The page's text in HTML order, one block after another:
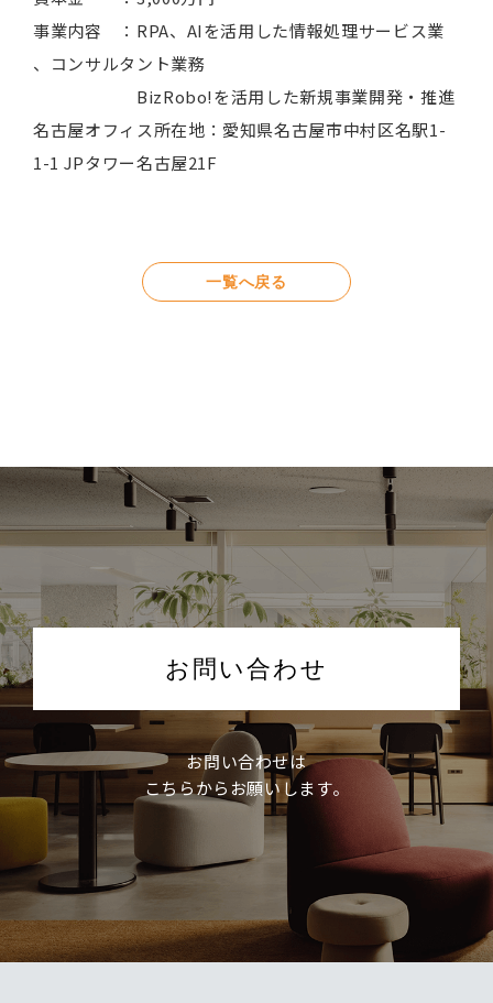
事業内容 ：RPA、AIを活用した情報処理サービス業
、コンサルタント業務
BizRobo!を活用した新規事業開発・推進
名古屋オフィス所在地：愛知県名古屋市中村区名駅1-
1-1 JPタワー名古屋21F
一覧へ戻る
お問い合わせ
お問い合わせは
こちらからお願いします。